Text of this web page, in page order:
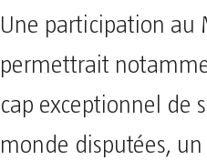
Une participation au
permettrait
cap exceptionnel de
monde disputées, un